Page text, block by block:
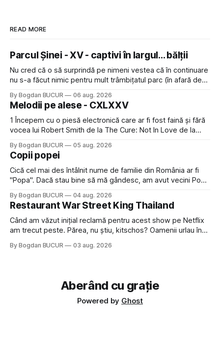
READ MORE
Parcul Șinei - XV - captivi în largul... bălții
Nu cred că o să surprindă pe nimeni vestea că în continuare
nu s-a făcut nimic pentru mult trâmbițatul parc (în afară de
timp pui și latră prin gard la lumea care trece prin zonă). Am
avut, în schimb, o belea
By Bogdan BUCUR 06 aug. 2026
Melodii pe alese - CXLXXV
1 Începem cu o piesă electronică care ar fi fost faină și fără
vocea lui Robert Smith de la The Cure: Not In Love de la
a dovedit că jumătatea masculină a acelui duo era cam
dubioasă...) 2. Băgăm la
By Bogdan BUCUR 05 aug. 2026
Copii popei
Cică cel mai des întâlnit nume de familie din România ar fi
"Popa". Dacă stau bine să mă gândesc, am avut vecini Popa
Dexonline spune de etimologia termenului de popă că ar
veni din slava veche, popŭ,
By Bogdan BUCUR 04 aug. 2026
Restaurant War Street King Thailand
Când am văzut inițial reclamă pentru acest show pe Netflix
am trecut peste. Părea, nu știu, kitschos? Oamenii urlau în
fine dining din alte show-uri... așa că am zis pas. Apoi ceva,
By Bogdan BUCUR 03 aug. 2026
Aberând cu grație
Powered by Ghost